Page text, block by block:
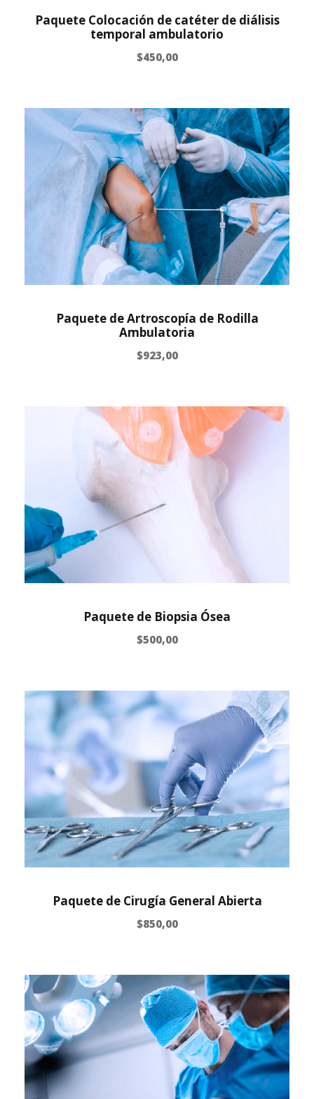
Paquete Colocación de catéter de diálisis
temporal ambulatorio
$450,00
Paquete de Artroscopía de Rodilla
Ambulatoria
$923,00
Paquete de Biopsia Ósea
$500,00
Paquete de Cirugía General Abierta
$850,00